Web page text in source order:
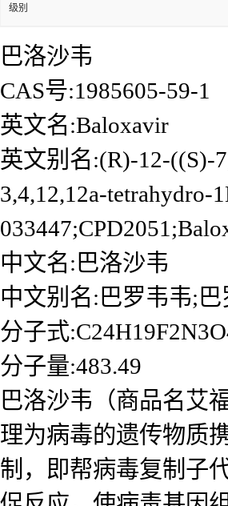
级别
巴洛沙韦
CAS号:1985605-59-1
英文名:Baloxavir
英文别名:(R)-12-((S)-
3,4,12,12a-
中文名:巴洛沙韦
中文别名:巴罗韦韦;
分子式
分子量:483.49
巴洛沙韦（商品名艾
理为病毒的遗传物质
制，即帮病毒复制子